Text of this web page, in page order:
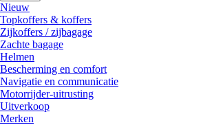
Nieuw
Topkoffers & koffers
Zijkoffers / zijbagage
Zachte bagage
Helmen
Bescherming en comfort
Navigatie en communicatie
Motorrijder-uitrusting
Uitverkoop
Merken